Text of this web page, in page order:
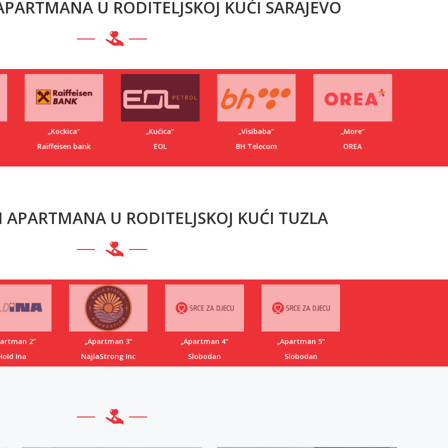
U RODITELJSKOJ KUĆI SARAJEVO
„Kockica“
Raiffeisen bank
„Kućica“
EOL
„Visibaba“
BH Telecom
„More“
OREA
APARTMANA U RODITELJSKOJ KUĆI TUZLA
2“
Ina
„Apartman 3“
NajlaStrong Inc
„Apartman 4“
Slobodan
„Apartman 5“
Slobodan